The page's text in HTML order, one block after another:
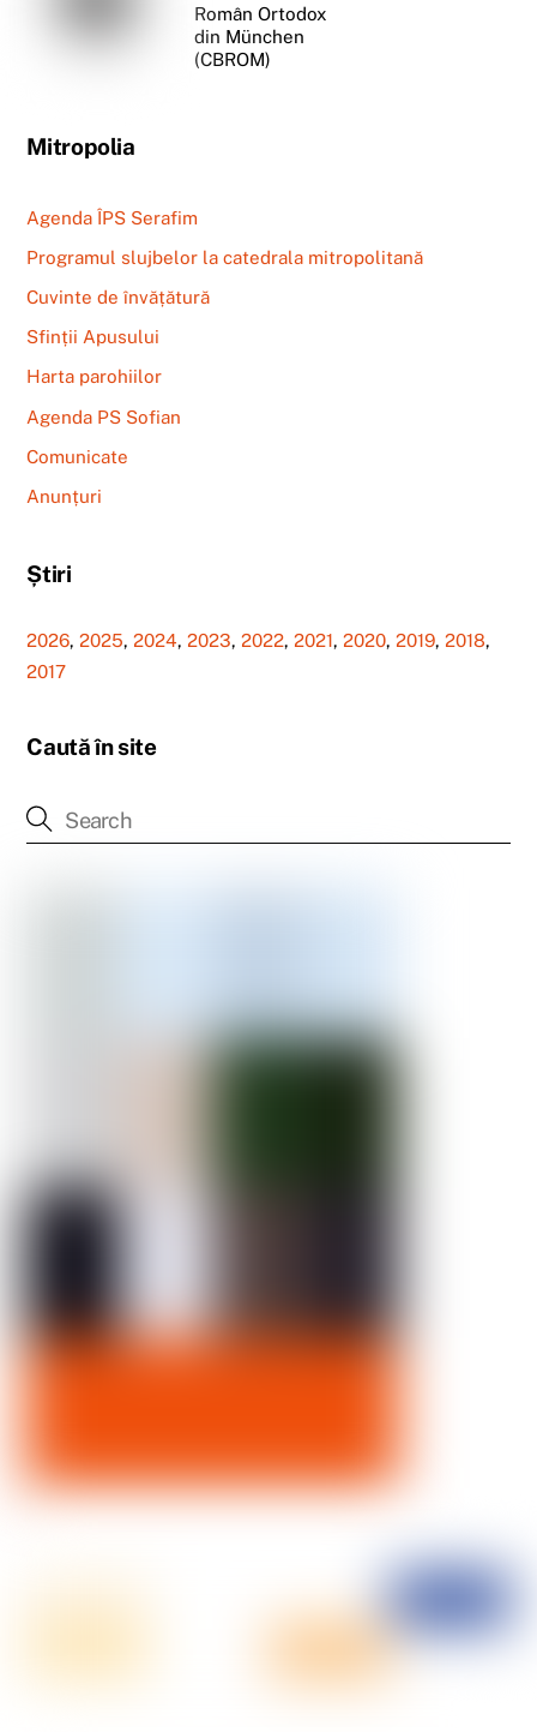
Român Ortodox
din München
(CBROM)
Mitropolia
Agenda ÎPS Serafim
Programul slujbelor la catedrala mitropolitană
Cuvinte de învățătură
Sfinții Apusului
Harta parohiilor
Agenda PS Sofian
Comunicate
Anunțuri
Știri
2026,2025,2024,2023,2022,2021,2020,2019,2018,
2017
Caută în site